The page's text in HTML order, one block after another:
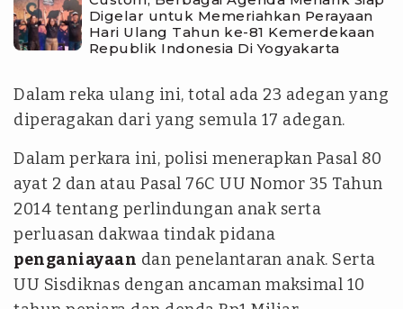
Digelar untuk Memeriahkan Perayaan
Hari Ulang Tahun ke-81 Kemerdekaan
Republik Indonesia Di Yogyakarta
Dalam reka ulang ini, total ada 23 adegan yang
diperagakan dari yang semula 17 adegan.
Dalam perkara ini, polisi menerapkan Pasal 80
ayat 2 dan atau Pasal 76C UU Nomor 35 Tahun
2014 tentang perlindungan anak serta
perluasan dakwaa tindak pidana
penganiayaan dan penelantaran anak. Serta
UU Sisdiknas dengan ancaman maksimal 10